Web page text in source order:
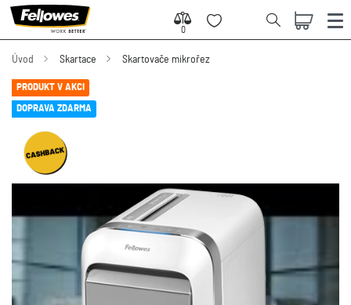
0
0
Úvod Skartace Skartovače mikrořez
PRODUKT V AKCI
DOPRAVA ZDARMA